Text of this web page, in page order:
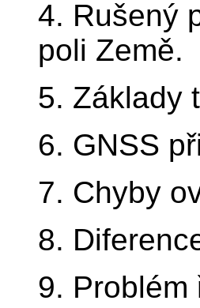
4. Rušený
poli Země.
5. Základy
6. GNSS
7. Chyby
8.
9.